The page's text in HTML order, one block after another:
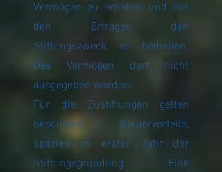
Vermögen zu erhöhen und mit
den Erträgen den
Stiftungszweck zu bedienen.
Das Vermögen darf nicht
ausgegeben werden.
Für die Zustiftungen gelten
besondere Steuervorteile,
speziell im ersten Jahr der
Stiftungsgründung. Eine